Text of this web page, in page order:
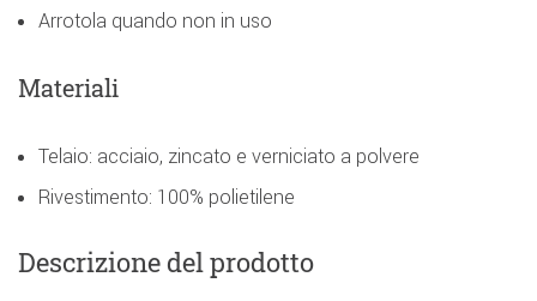
Arrotola quando non in uso
Materiali
Telaio: acciaio, zincato e verniciato a polvere
Rivestimento: 100% polietilene
Descrizione del prodotto